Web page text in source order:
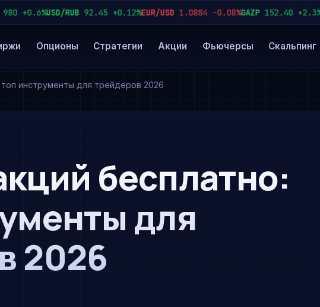
+0.6%USD/RUB 92.45 +0.12%EUR/USD 1.0884 −0.08%GAZP 152.40 +2.3%SBER
Опционы Стратегии Акции Фьючерсы Скальпинг
инструменты для трейдеров 2026
бесплатно:
для
2026